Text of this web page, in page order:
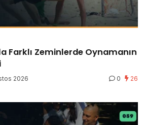
Farklı Zeminlerde Oynamanın
2026 0 26